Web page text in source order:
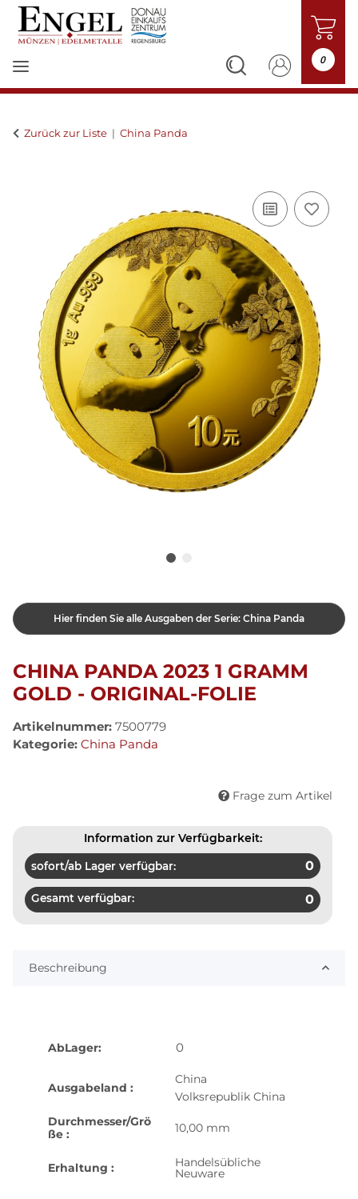
0
Zurück zur Liste China Panda
Hier finden Sie alle Ausgaben der Serie: China Panda
CHINA PANDA 2023 1 GRAMM
GOLD - ORIGINAL-FOLIE
Artikelnummer: 7500779
Kategorie: China Panda
Frage zum Artikel
Information zur Verfügbarkeit:
sofort/ab Lager verfügbar: 0
Gesamt verfügbar: 0
Beschreibung
AbLager: 0
Ausgabeland :
China
Volksrepublik China
Durchmesser/Grö
ße :
10,00 mm
Erhaltung : Handelsübliche
Neuware